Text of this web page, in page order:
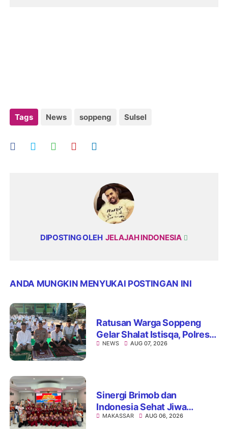
Tags News soppeng Sulsel
DIPOSTING OLEH JELAJAH INDONESIA
ANDA MUNGKIN MENYUKAI POSTINGAN INI
Ratusan Warga Soppeng
Gelar Shalat Istisqa, Polres
Hadir Mengawal Ikhtiar
NEWS AUG 07, 2026
Sinergi Brimob dan
Indonesia Sehat Jiwa
Hadirkan Pojok Curhat,
MAKASSAR AUG 06, 2026